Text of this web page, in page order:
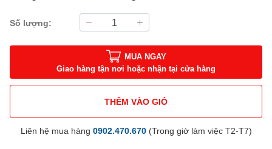
Số lượng:
MUA NGAY
Giao hàng tận nơi hoặc nhận tại cửa hàng
THÊM VÀO GIỎ
Liên hệ mua hàng 0902.470.670(Trong giờ làm việc T2-T7)